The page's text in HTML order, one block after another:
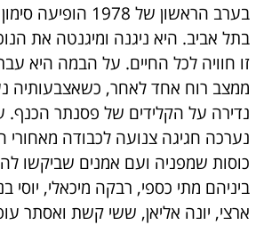
בערב הראשון של 1978
בתל אביב. היא ניגנה ומיגנטה את
זו חוויה לכל החיים. על הבמה היא
ממצב רוח אחד לאחר, כשאצבעותיה
נדירה על הקלידים של פסנתר הכנף.
נערכה חגיגה צנועה לכבודה
כוסות שמפניה ועם אמנים שביקשו
ביניהם מתי כספי, רבקה מיכאלי, יוסי
ארצי, יונה אליאן, ששי קשת ואסתר